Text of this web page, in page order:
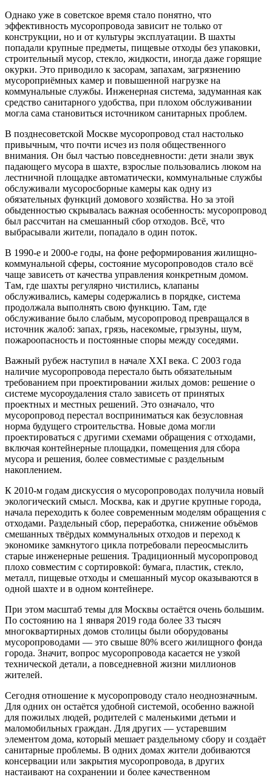
Однако уже в советское время стало понятно, что
эффективность мусоропровода зависит не только от
конструкции, но и от культуры эксплуатации. В шахты
попадали крупные предметы, пищевые отходы без упаковки,
строительный мусор, стекло, жидкости, иногда даже горящие
окурки. Это приводило к засорам, запахам, загрязнению
мусороприёмных камер и повышенной нагрузке на
коммунальные службы. Инженерная система, задуманная как
средство санитарного удобства, при плохом обслуживании
могла сама становиться источником санитарных проблем.
В позднесоветской Москве мусоропровод стал настолько
привычным, что почти исчез из поля общественного
внимания. Он был частью повседневности: дети знали звук
падающего мусора в шахте, взрослые пользовались люком на
лестничной площадке автоматически, коммунальные службы
обслуживали мусоросборные камеры как одну из
обязательных функций домового хозяйства. Но за этой
обыденностью скрывалась важная особенность: мусоропровод
был рассчитан на смешанный сбор отходов. Всё, что
выбрасывали жители, попадало в один поток.
В 1990-е и 2000-е годы, на фоне реформирования жилищно-
коммунальной сферы, состояние мусоропроводов стало всё
чаще зависеть от качества управления конкретным домом.
Там, где шахты регулярно чистились, клапаны
обслуживались, камеры содержались в порядке, система
продолжала выполнять свою функцию. Там, где
обслуживание было слабым, мусоропровод превращался в
источник жалоб: запах, грязь, насекомые, грызуны, шум,
пожароопасность и постоянные споры между соседями.
Важный рубеж наступил в начале XXI века. С 2003 года
наличие мусоропровода перестало быть обязательным
требованием при проектировании жилых домов: решение о
системе мусороудаления стало зависеть от принятых
проектных и местных решений. Это означало, что
мусоропровод перестал восприниматься как безусловная
норма будущего строительства. Новые дома могли
проектироваться с другими схемами обращения с отходами,
включая контейнерные площадки, помещения для сбора
мусора и решения, более совместимые с раздельным
накоплением.
К 2010-м годам дискуссия о мусоропроводах получила новый
экологический смысл. Москва, как и другие крупные города,
начала переходить к более современным моделям обращения с
отходами. Раздельный сбор, переработка, снижение объёмов
смешанных твёрдых коммунальных отходов и переход к
экономике замкнутого цикла потребовали переосмыслить
старые инженерные решения. Традиционный мусоропровод
плохо совместим с сортировкой: бумага, пластик, стекло,
металл, пищевые отходы и смешанный мусор оказываются в
одной шахте и в одном контейнере.
При этом масштаб темы для Москвы остаётся очень большим.
По состоянию на 1 января 2019 года более 33 тысяч
многоквартирных домов столицы были оборудованы
мусоропроводами — это свыше 80% всего жилищного фонда
города. Значит, вопрос мусоропровода касается не узкой
технической детали, а повседневной жизни миллионов
жителей.
Сегодня отношение к мусоропроводу стало неоднозначным.
Для одних он остаётся удобной системой, особенно важной
для пожилых людей, родителей с маленькими детьми и
маломобильных граждан. Для других — устаревшим
элементом дома, который мешает раздельному сбору и создаёт
санитарные проблемы. В одних домах жители добиваются
консервации или закрытия мусоропровода, в других
настаивают на сохранении и более качественном